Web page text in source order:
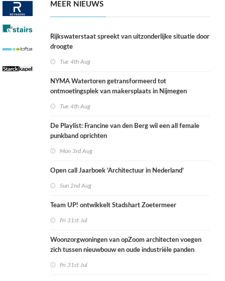
MEER NIEUWS
Rijkswaterstaat spreekt van uitzonderlijke situatie door
droogte
Tue 4th Aug
NYMA Watertoren getransformeerd tot
ontmoetingsplek van makersplaats in Nijmegen
Tue 4th Aug
De Playlist: Francine van den Berg wil een all female
punkband oprichten
Mon 3rd Aug
Open call Jaarboek ‘Architectuur in Nederland’
Sun 2nd Aug
Team UP! ontwikkelt Stadshart Zoetermeer
Fri 31st Jul
Woonzorgwoningen van opZoom architecten voegen
zich tussen nieuwbouw en oude industriële panden
Fri 31st Jul